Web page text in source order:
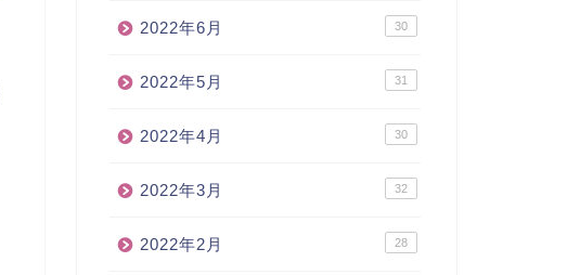
2022年6月 30
2022年5月 31
2022年4月 30
2022年3月 32
2022年2月 28